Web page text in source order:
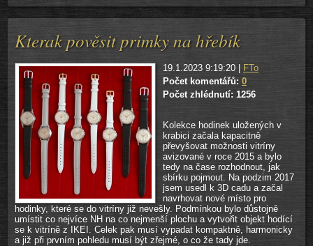
Kterak pověsit primky na hřebík
19.1.2023 9:19:20 | FTo
Počet komentářů: 0
Počet zhlédnutí: 1256
Kolekce hodinek uložených v
krabici začala kapacitně
převyšovat možnosti vitríny
avizované v roce 2015 a bylo
tedy na čase rozhodnout, jak
sbírku pojmout. Na podzim 2017
jsem usedl k 3D cadu a začal
navrhovat nové místo pro
hodinky, které se do vitríny již nevešly. Podmínkou bylo důstojně
umístit co nejvíce NH na co nejmenší plochu a vytvořit objekt hodící
se k vitríně z IKEI. Celek pak musí vypadat kompaktně, harmonicky
a již při prvním pohledu musí být zřejmé, o co že tady jde.